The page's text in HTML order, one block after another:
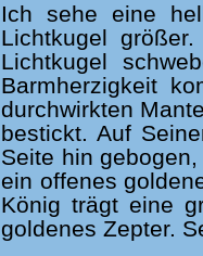
Ich sehe eine
Lichtkugel
Lichtkugel
Barmherzigkeit
durchwirkten
bestickt. Auf
Seite hin
ein offenes
König trägt eine
goldenes Zepter.